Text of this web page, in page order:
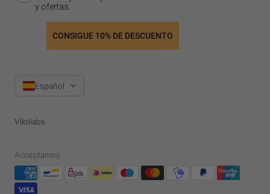
y ofertas.
CONSIGUE 10% DE DESCUENTO
IdiomaEspañol
Viktilabs
Acceptamos